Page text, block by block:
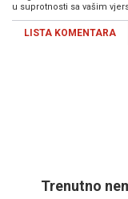
u suprotnosti sa vašim
LISTA KOMENTARA
Trenutno